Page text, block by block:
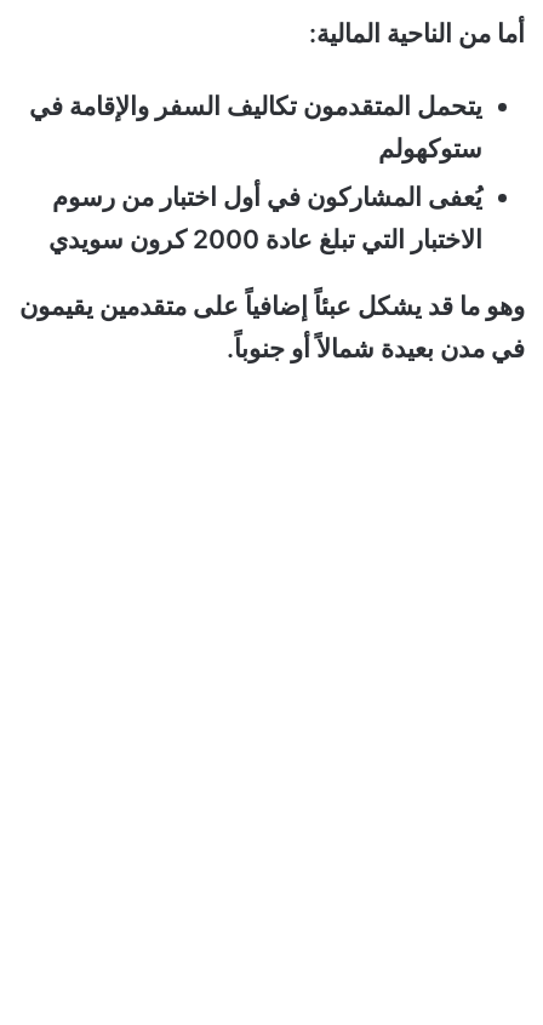
أما من الناحية المالية:
يتحمل المتقدمون تكاليف السفر والإقامة في
ستوكهولم
يُعفى المشاركون في أول اختبار من رسوم
الاختبار التي تبلغ عادة 2000 كرون سويدي
وهو ما قد يشكل عبئاً إضافياً على متقدمين يقيمون
في مدن بعيدة شمالاً أو جنوباً.